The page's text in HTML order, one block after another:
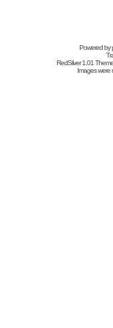
Powered by
RedSilver 1.01
Images were